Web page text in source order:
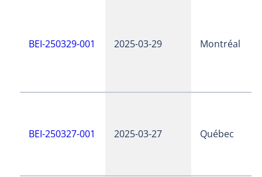
BEI-250329-001 2025-03-29 Montréal
BEI-250327-001 2025-03-27 Québec